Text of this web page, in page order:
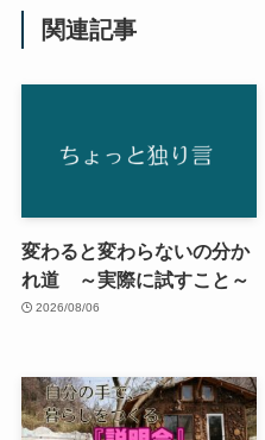
関連記事
変わると変わらないの分か
れ道 ～実際に試すこと～
2026/08/06